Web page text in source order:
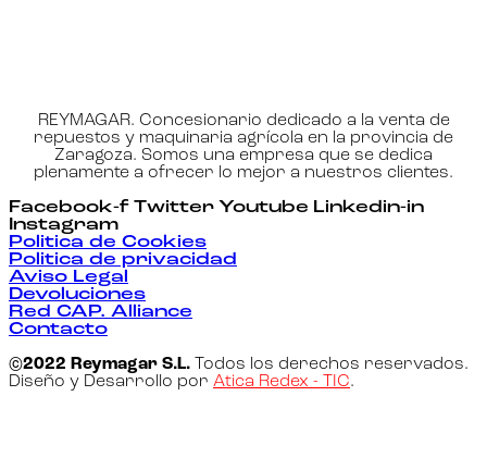
REYMAGAR. Concesionario dedicado a la venta de
repuestos y maquinaria agrícola en la provincia de
Zaragoza. Somos una empresa que se dedica
plenamente a ofrecer lo mejor a nuestros clientes.
Facebook-f Twitter Youtube Linkedin-in
Instagram
Politica de Cookies
Politica de privacidad
Aviso Legal
Devoluciones
Red CAP. Alliance
Contacto
©2022 Reymagar S.L. Todos los derechos reservados.
Diseño y Desarrollo por Atica Redex - TIC.